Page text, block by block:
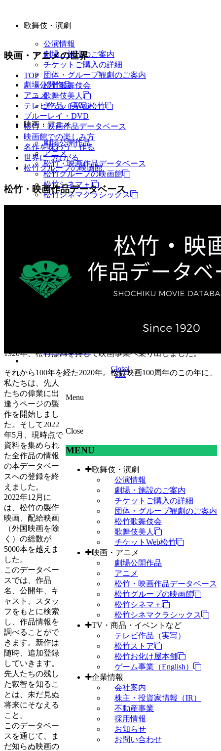
歌舞伎・演劇
公演情報
劇場・施設のご案内
チケットご購入の詳細
団体・グループ観劇のご案内
松竹歌舞伎会
歌舞伎美人
チケットWeb松竹
映画・アニメ
劇場公開作品
アニメ
松竹・映画作品データベース
松竹グループの映画館
松竹シネマ＋
松竹シネマクラシックス
松竹ストア（通販サイト）
ゲーム事業（English）
企業情報
会社案内
Global
Site
Menu
Close
MENU
歌舞伎・演劇
公演情報
劇場・施設のご案内
チケットご購入の詳細
団体・グループ観劇のご案内
松竹歌舞伎会
歌舞伎美人
チケットWeb松竹
映画・アニメ
劇場公開作品
アニメ
松竹・映画作品データベース
松竹グループの映画館
松竹シネマ＋
松竹シネマクラシックス
TV・商品・イベントなど
テレビ作品（実写）
松竹ストア
松竹お化け屋本舗
ゲーム事業（English）
企業情報
会社案内
株主・投資家情報（IR）
不動産事業
採用情報
お知らせ
お問い合わせ
映画・アニメの世界
TOP
劇場公開作品
アニメ
テレビ作品（実写）
ブルーレイ・DVD
松竹・映画作品データベース
映画館での楽しみ方
名作を味わう・作る
世界につながる
松竹グループの映画館
松竹・映画作品データベース
1920年、松竹は満を持して映画事業へ乗り出しました。
それから100年を経た2020年。松竹映画100周年のこの年に、
私たちは、先人
たちの偉業に出
逢うページの製
作を開始しまし
た。そして2022
年5月、現時点で
資料を集められ
た全作品の情報
の本データベー
スへの登録を終
えました。
2022年12月に
は、松竹の製作
映画、配給映画
（外国映画を除
く）の総数が
5000本を越えま
した。
このデータベー
スでは、作品
名、公開年、キ
ャスト、スタッ
フをもとに検索
し、作品情報を
調べることがで
きます。新作は
随時、追加登録
していきます。
先人たちの残し
た叡智を知るこ
とは、未だ見ぬ
将来にそなえる
こと。
このデータベー
スを通じて、ま
だ知らぬ映画の